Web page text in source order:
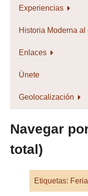
Experiencias
Historia Moderna al
Enlaces
Únete
Geolocalización
Navegar
total)
Etiquetas: